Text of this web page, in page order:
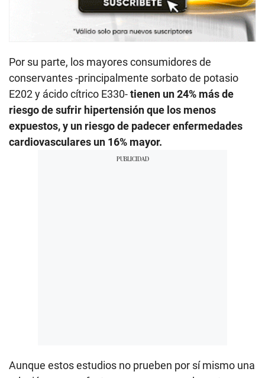
Por su parte, los mayores consumidores de
conservantes -principalmente sorbato de potasio
E202 y ácido cítrico E330-tienen un 24% más de
riesgo de sufrir hipertensión que los menos
expuestos, y un riesgo de padecer enfermedades
cardiovasculares un 16% mayor.
Aunque estos estudios no prueben por sí mismo una